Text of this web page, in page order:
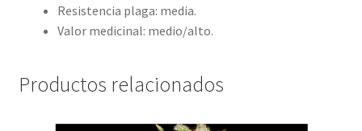
Resistencia plaga: media.
Valor medicinal: medio/alto.
Productos relacionados